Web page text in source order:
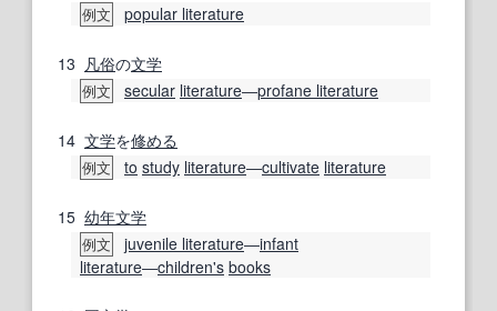
例文 popular literature
13 凡俗の文学
例文 secular literature―profane literature
14 文学を修める
例文 to study literature―cultivate literature
15 幼年文学
例文 juvenile literature―infant
literature―children's books